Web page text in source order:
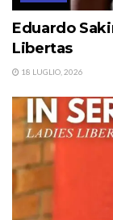
Eduardo
Libertas
18 LUGLIO, 2026